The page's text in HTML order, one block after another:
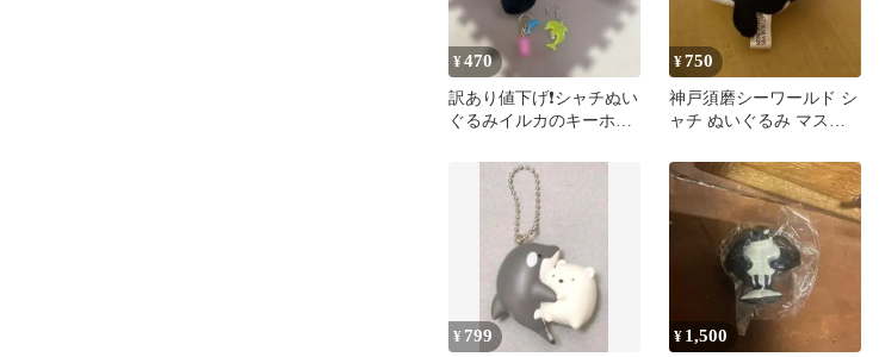
¥470
訳あり値下げ❗️シャチぬい
ぐるみイルカのキーホル
¥750
神戸須磨シーワールド シ
ャチ ぬいぐるみ マスコ
¥ 799 ¥ 1,500